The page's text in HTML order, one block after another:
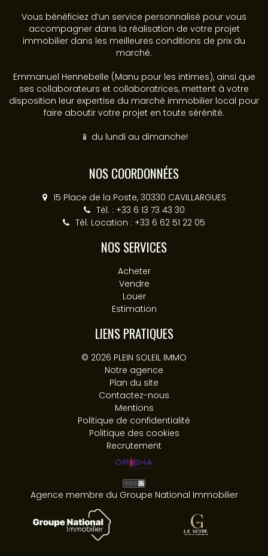
Vous bénéficiez d’un service personnalisé pour vous
accompagner dans la réalisation de votre projet
immobilier dans les meilleures conditions de prix du
marché.
Emmanuel Hennebelle (Manu pour les intimes), ainsi que
ses collaborateurs et collaboratrices, mettent à votre
disposition leur expertise du marché immobilier local pour
faire aboutir votre projet en toute sérénité.
📱 du lundi au dimanche!
NOS COORDONNÉES
15 Place de la Poste, 30330 CAVILLARGUES
Tél. : +33 6 13 73 43 30
Tél. Location : +33 6 62 51 22 05
NOS SERVICES
Acheter
Vendre
Louer
Estimation
LIENS PRATIQUES
© 2026 PLEIN SOLEIL IMMO
Notre agence
Plan du site
Contactez-nous
Mentions
Politique de confidentialité
Politique des cookies
Recrutement
Agence membre du Groupe National Immobilier